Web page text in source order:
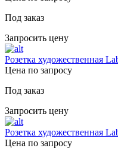
Под заказ
Запросить цену
Розетка художественная
Цена по запросу
Под заказ
Запросить цену
Розетка художественная
Цена по запросу